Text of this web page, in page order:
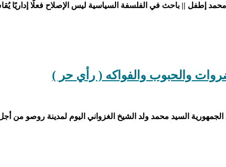
إطفل || باحث في الفلسفة السياسية ليس الإصلاح فعلًا إداريًا
والحبوب والفواكه ( رأي حر )
السيد محمد ولد الشيخ الغزواني اليوم لمدينة روصو من